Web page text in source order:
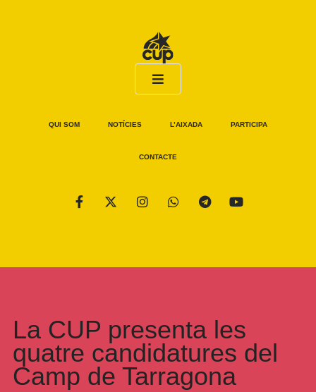
QUI SOM NOTÍCIES L’AIXADA PARTICIPA
CONTACTE
La CUP presenta les
quatre candidatures del
Camp de Tarragona